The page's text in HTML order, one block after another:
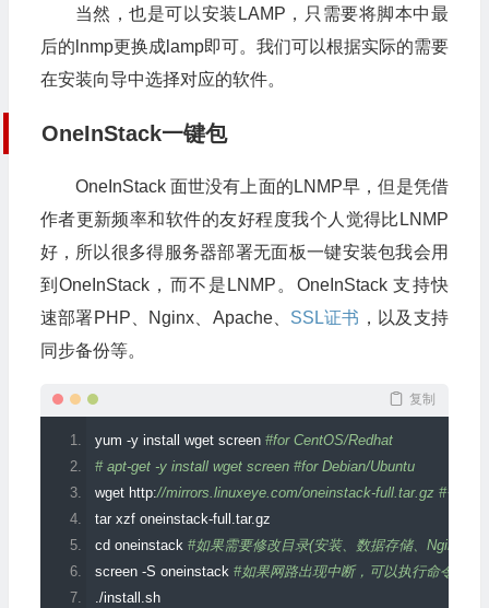
当然，也是可以安装LAMP，只需要将脚本中最
后的lnmp更换成lamp即可。我们可以根据实际的需要
在安装向导中选择对应的软件。
OneInStack一键包
OneInStack 面世没有上面的LNMP早，但是凭借
作者更新频率和软件的友好程度我个人觉得比LNMP
好，所以很多得服务器部署无面板一键安装包我会用
到OneInStack，而不是LNMP。OneInStack 支持快
速部署PHP、Nginx、Apache、 SSL证书 ，以及支持
同步备份等。
复制
yum -y install wget screen #for CentOS/Redhat
# apt-get -y install wget screen #for Debian/Ubuntu
wget http://mirrors.linuxeye.com/oneinstack-full.tar.gz #包含
tar xzf oneinstack-full .tar.gz
cd oneinstack #如果需要修改目录(安装、数据存储、Nginx日
screen -S oneinstack #如果网路出现中断，可以执行命令
./install .sh